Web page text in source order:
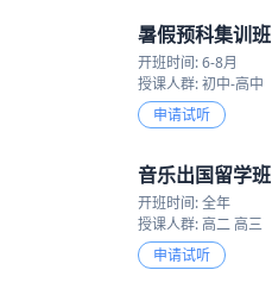
暑假预科集训班
开班时间: 6-8月
授课人群: 初中-高中
申请试听
音乐出国留学班
开班时间: 全年
授课人群: 高二 高三
申请试听